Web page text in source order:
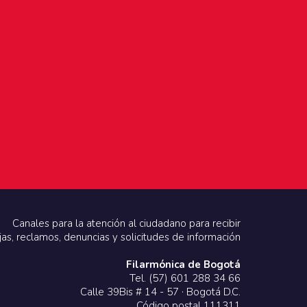
Canales para la atención al ciudadano para recibir
reclamos, denuncias y solicitudes de información
Filarmónica de Bogotá
Tel. (57) 601 288 34 66
Calle 39Bis # 14 - 57 · Bogotá D.C.